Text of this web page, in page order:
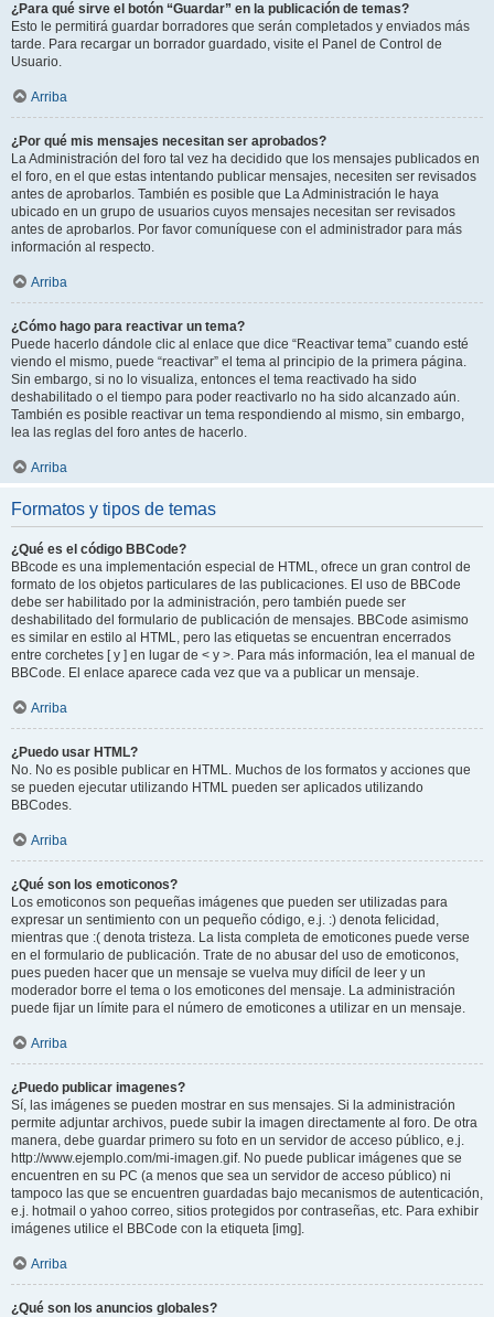
¿Para qué sirve el botón “Guardar” en la publicación de temas?
Esto le permitirá guardar borradores que serán completados y enviados más
tarde. Para recargar un borrador guardado, visite el Panel de Control de
Usuario.
Arriba
¿Por qué mis mensajes necesitan ser aprobados?
La Administración del foro tal vez ha decidido que los mensajes publicados en
el foro, en el que estas intentando publicar mensajes, necesiten ser revisados
antes de aprobarlos. También es posible que La Administración le haya
ubicado en un grupo de usuarios cuyos mensajes necesitan ser revisados
antes de aprobarlos. Por favor comuníquese con el administrador para más
información al respecto.
Arriba
¿Cómo hago para reactivar un tema?
Puede hacerlo dándole clic al enlace que dice “Reactivar tema” cuando esté
viendo el mismo, puede “reactivar” el tema al principio de la primera página.
Sin embargo, si no lo visualiza, entonces el tema reactivado ha sido
deshabilitado o el tiempo para poder reactivarlo no ha sido alcanzado aún.
También es posible reactivar un tema respondiendo al mismo, sin embargo,
lea las reglas del foro antes de hacerlo.
Arriba
Formatos y tipos de temas
¿Qué es el código BBCode?
BBcode es una implementación especial de HTML, ofrece un gran control de
formato de los objetos particulares de las publicaciones. El uso de BBCode
debe ser habilitado por la administración, pero también puede ser
deshabilitado del formulario de publicación de mensajes. BBCode asimismo
es similar en estilo al HTML, pero las etiquetas se encuentran encerrados
entre corchetes [ y ] en lugar de < y >. Para más información, lea el manual de
BBCode. El enlace aparece cada vez que va a publicar un mensaje.
Arriba
¿Puedo usar HTML?
No. No es posible publicar en HTML. Muchos de los formatos y acciones que
se pueden ejecutar utilizando HTML pueden ser aplicados utilizando
BBCodes.
Arriba
¿Qué son los emoticonos?
Los emoticonos son pequeñas imágenes que pueden ser utilizadas para
expresar un sentimiento con un pequeño código, e.j. :) denota felicidad,
mientras que :( denota tristeza. La lista completa de emoticones puede verse
en el formulario de publicación. Trate de no abusar del uso de emoticonos,
pues pueden hacer que un mensaje se vuelva muy difícil de leer y un
moderador borre el tema o los emoticones del mensaje. La administración
puede fijar un límite para el número de emoticones a utilizar en un mensaje.
Arriba
¿Puedo publicar imagenes?
Sí, las imágenes se pueden mostrar en sus mensajes. Si la administración
permite adjuntar archivos, puede subir la imagen directamente al foro. De otra
manera, debe guardar primero su foto en un servidor de acceso público, e.j.
http://www.ejemplo.com/mi-imagen.gif. No puede publicar imágenes que se
encuentren en su PC (a menos que sea un servidor de acceso público) ni
tampoco las que se encuentren guardadas bajo mecanismos de autenticación,
e.j. hotmail o yahoo correo, sitios protegidos por contraseñas, etc. Para exhibir
imágenes utilice el BBCode con la etiqueta [img].
Arriba
¿Qué son los anuncios globales?